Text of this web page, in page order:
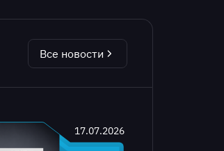
Все новости
17.07.2026